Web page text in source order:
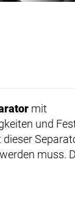
mit
und
muss.